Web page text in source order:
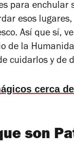
para enchular
esos
Así que sí,
de la
cuidarlos y de
cerca
son